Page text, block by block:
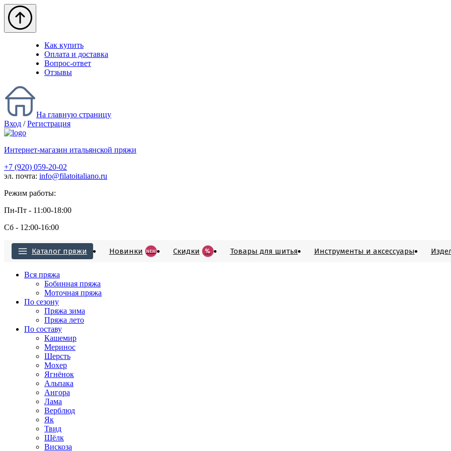
Как купить
Оплата и доставка
Вопрос-ответ
Отзывы
На главную страницу
Вход /Регистрация
Интернет-магазин итальянской пряжи
+7 (920) 059-20-02
эл. почта: info@filatoitaliano.ru
Режим работы:
Пн-Пт - 11:00-18:00
Сб - 12:00-16:00
Каталог пряжи Новинки NEW Cкидки % Товары для шитья Инструменты и аксессуары
Вся пряжа
Бобинная пряжа
Моточная пряжа
По сезону
Пряжа зима
Пряжа лето
По составу
Кашемир
Меринос
Шерсть
Мохер
Ягнёнок
Альпака
Ангора
Лама
Верблюд
Як
Твид
Шёлк
Вискоза